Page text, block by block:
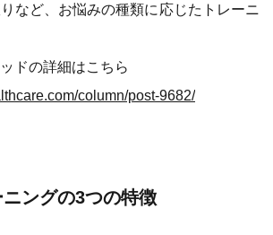
など、お悩みの種類に応じたトレーニ
ドの詳細はこちら
column/post-9682/
ングの3つの特徴